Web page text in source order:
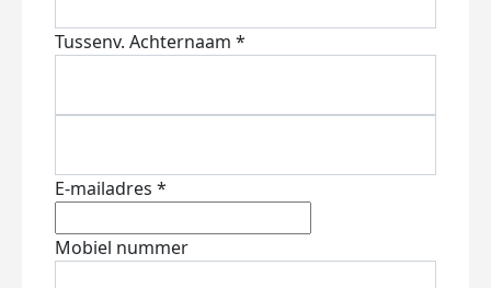
Tussenv. Achternaam *
E-mailadres *
Mobiel nummer